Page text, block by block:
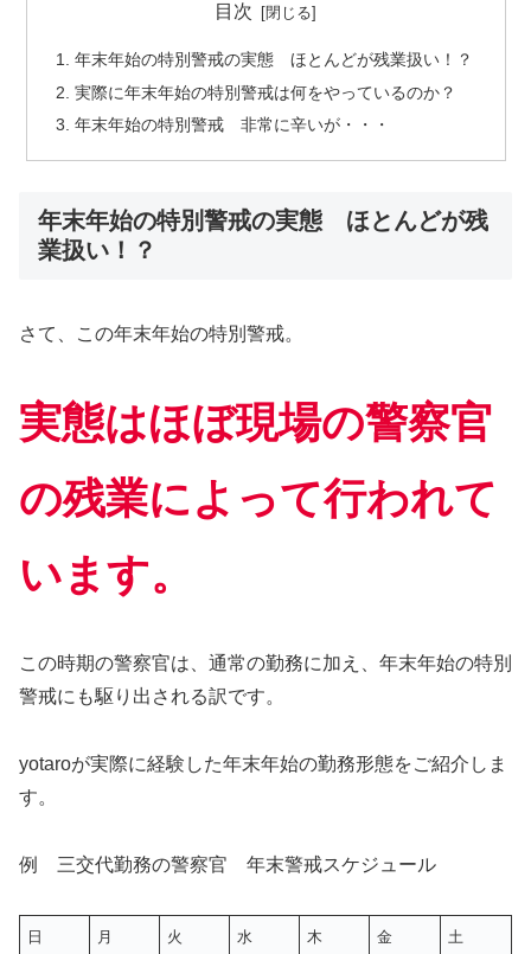
目次
年末年始の特別警戒の実態 ほとんどが残業扱い！？
実際に年末年始の特別警戒は何をやっているのか？
年末年始の特別警戒 非常に辛いが・・・
年末年始の特別警戒の実態 ほとんどが残
業扱い！？
さて、この年末年始の特別警戒。
実態はほぼ現場の警察官
の残業によって行われて
います。
この時期の警察官は、通常の勤務に加え、年末年始の特別
警戒にも駆り出される訳です。
yotaroが実際に経験した年末年始の勤務形態をご紹介しま
す。
例 三交代勤務の警察官 年末警戒スケジュール
日 月 火 水 木 金 土